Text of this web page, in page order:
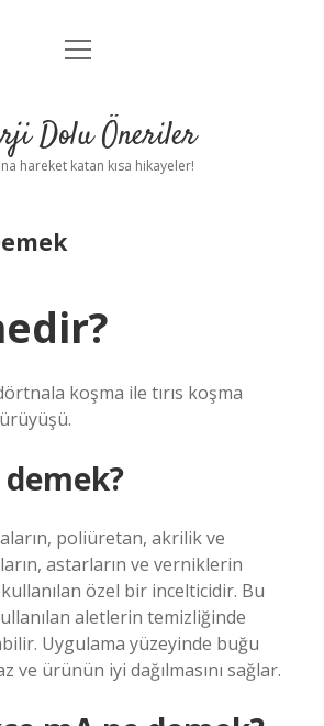
Anasayfa
Yasal Uyarı
menüyü
Dolu Öneriler
hareket katan kısa hikayeler!
koşma ile tırıs koşma
poliüretan, akrilik ve
astarların ve verniklerin
özel bir incelticidir. Bu
aletlerin temizliğinde
Uygulama yüzeyinde buğu
ve ürünün iyi dağılmasını sağlar.